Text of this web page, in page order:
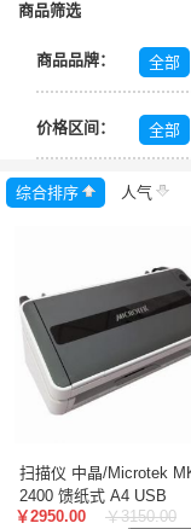
商品筛选
商品品牌： 全部
富士
飞利
理光/
齐心/
捷宇
叠云/
蓝胜
歌派/
英士/
价格区间： 全部
综合排序 人气
扫描仪 中晶/Microtek
2400 馈纸式 A4 USB
￥2950.00
￥3150.00